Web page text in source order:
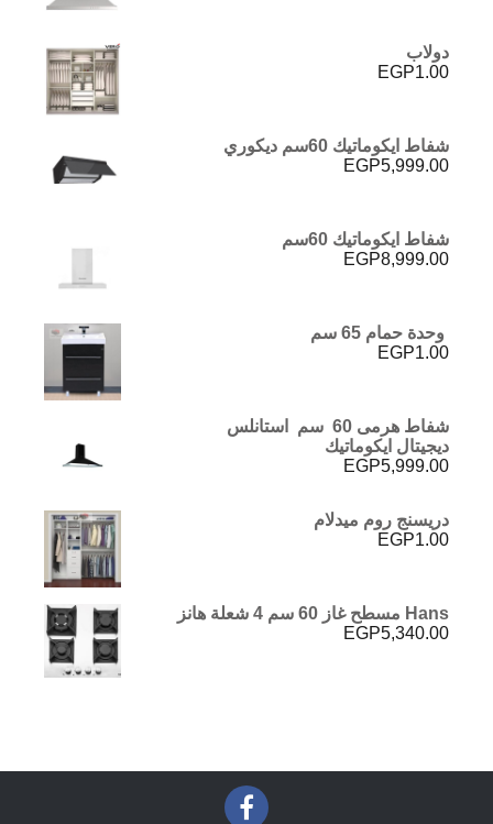
دولاب
EGP1.00
شفاط ايكوماتيك 60سم ديكوري
EGP5,999.00
شفاط ايكوماتيك 60سم
EGP8,999.00
وحدة حمام 65 سم
EGP1.00
شفاط هرمى 60 سم استانلس
ديجيتال ايكوماتيك
EGP5,999.00
دريسنج روم ميدلام
EGP1.00
Hans مسطح غاز 60 سم 4 شعلة هانز
EGP5,340.00